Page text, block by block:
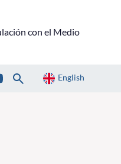
con el Medio
English